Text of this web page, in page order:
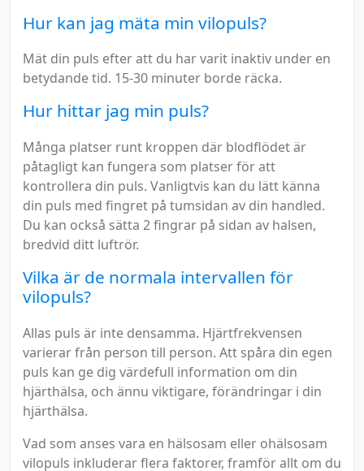
Hur kan jag mäta min vilopuls?
Mät din puls efter att du har varit inaktiv under en
betydande tid. 15-30 minuter borde räcka.
Hur hittar jag min puls?
Många platser runt kroppen där blodflödet är
påtagligt kan fungera som platser för att
kontrollera din puls. Vanligtvis kan du lätt känna
din puls med fingret på tumsidan av din handled.
Du kan också sätta 2 fingrar på sidan av halsen,
bredvid ditt luftrör.
Vilka är de normala intervallen för
vilopuls?
Allas puls är inte densamma. Hjärtfrekvensen
varierar från person till person. Att spåra din egen
puls kan ge dig värdefull information om din
hjärthälsa, och ännu viktigare, förändringar i din
hjärthälsa.
Vad som anses vara en hälsosam eller ohälsosam
vilopuls inkluderar flera faktorer, framför allt om du